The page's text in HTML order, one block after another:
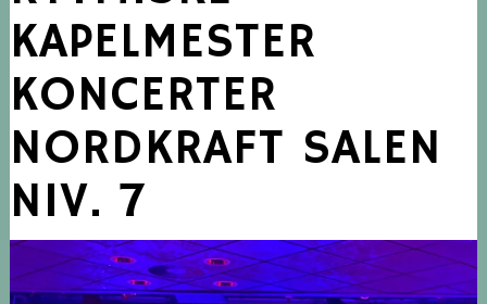
KAPELMESTER
KONCERTER
NORDKRAFT SALEN
NIV. 7